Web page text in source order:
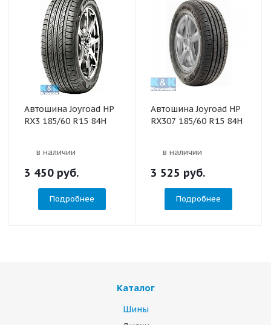
Автошина Joyroad HP
RX3 185/60 R15 84H
в наличии
3 450 руб.
Подробнее
Автошина Joyroad HP
RX307 185/60 R15 84H
в наличии
3 525 руб.
Подробнее
Каталог
Шины